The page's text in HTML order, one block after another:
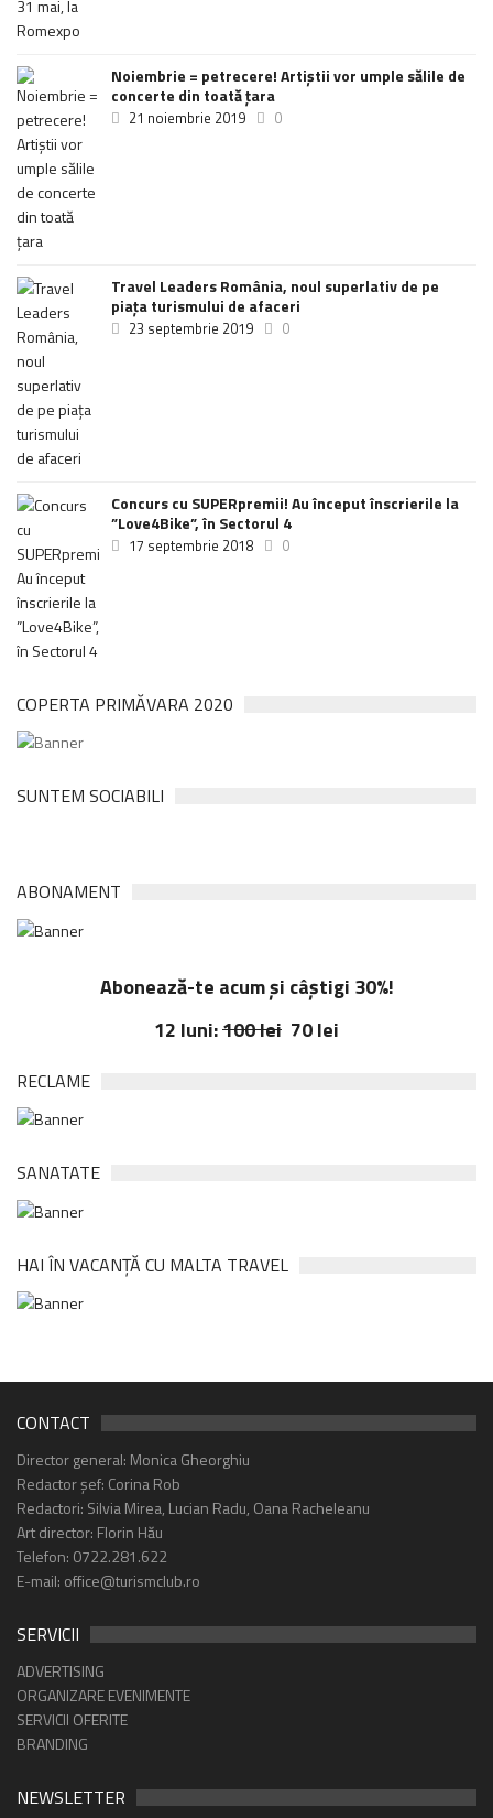
Noiembrie = petrecere! Artiștii vor umple sălile de
concerte din toată țara
21 noiembrie 2019 0
Travel Leaders România, noul superlativ de pe
piața turismului de afaceri
23 septembrie 2019 0
Concurs cu SUPERpremii! Au început înscrierile la
”Love4Bike”, în Sectorul 4
17 septembrie 2018 0
COPERTA PRIMĂVARA 2020
SUNTEM SOCIABILI
ABONAMENT
Abonează-te acum și câștigi 30%!
12 luni:100 lei 70 lei
RECLAME
SANATATE
HAI ÎN VACANȚĂ CU MALTA TRAVEL
CONTACT
Director general: Monica Gheorghiu
Redactor șef: Corina Rob
Redactori: Silvia Mirea, Lucian Radu, Oana Racheleanu
Art director: Florin Hău
Telefon: 0722.281.622
E-mail: office@turismclub.ro
SERVICII
ADVERTISING
ORGANIZARE EVENIMENTE
SERVICII OFERITE
BRANDING
NEWSLETTER